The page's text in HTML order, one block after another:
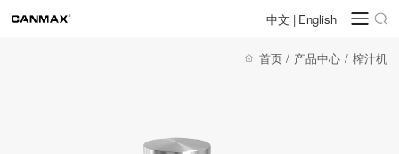
中文 | English
首页 / 产品中心 / 榨汁机